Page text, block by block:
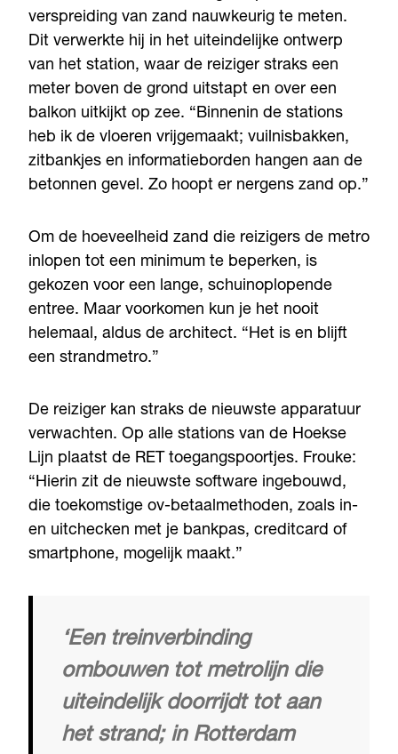
verspreiding van zand nauwkeurig te meten.
Dit verwerkte hij in het uiteindelijke ontwerp
van het station, waar de reiziger straks een
meter boven de grond uitstapt en over een
balkon uitkijkt op zee. “Binnenin de stations
heb ik de vloeren vrijgemaakt; vuilnisbakken,
zitbankjes en informatieborden hangen aan de
betonnen gevel. Zo hoopt er nergens zand op.”
Om de hoeveelheid zand die reizigers de metro
inlopen tot een minimum te beperken, is
gekozen voor een lange, schuinoplopende
entree. Maar voorkomen kun je het nooit
helemaal, aldus de architect. “Het is en blijft
een strandmetro.”
De reiziger kan straks de nieuwste apparatuur
verwachten. Op alle stations van de Hoekse
Lijn plaatst de RET toegangspoortjes. Frouke:
“Hierin zit de nieuwste software ingebouwd,
die toekomstige ov-betaalmethoden, zoals in-
en uitchecken met je bankpas, creditcard of
smartphone, mogelijk maakt.”
‘Een treinverbinding
ombouwen tot metrolijn die
uiteindelijk doorrijdt tot aan
het strand; in Rotterdam